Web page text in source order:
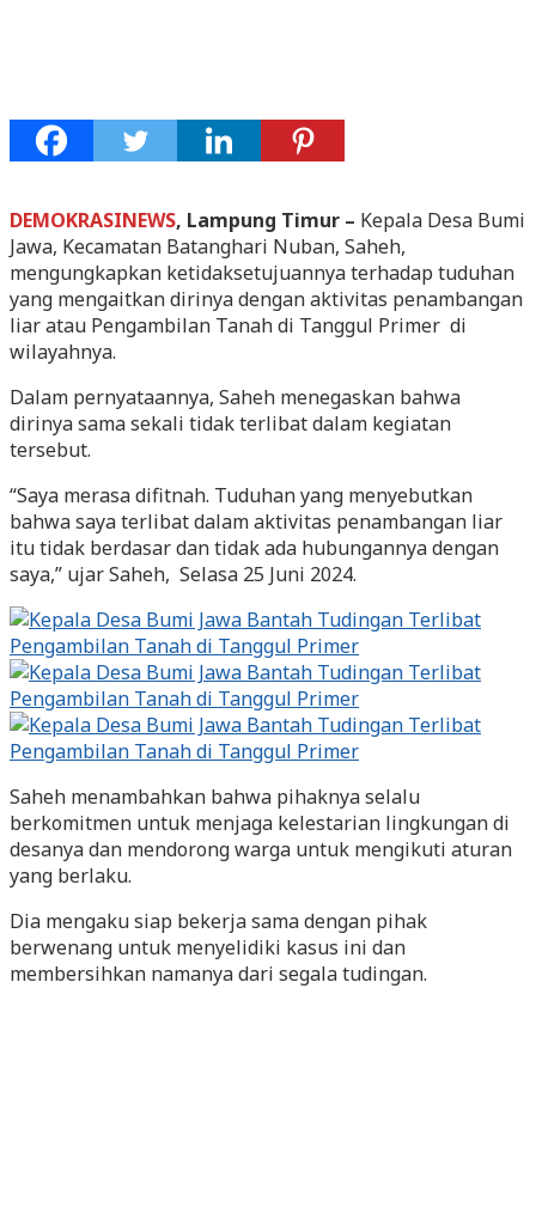
DEMOKRASINEWS, Lampung Timur – Kepala Desa Bumi
Jawa, Kecamatan Batanghari Nuban, Saheh,
mengungkapkan ketidaksetujuannya terhadap tuduhan
yang mengaitkan dirinya dengan aktivitas penambangan
liar atau Pengambilan Tanah di Tanggul Primer di
wilayahnya.
Dalam pernyataannya, Saheh menegaskan bahwa
dirinya sama sekali tidak terlibat dalam kegiatan
tersebut.
“Saya merasa difitnah. Tuduhan yang menyebutkan
bahwa saya terlibat dalam aktivitas penambangan liar
itu tidak berdasar dan tidak ada hubungannya dengan
saya,” ujar Saheh, Selasa 25 Juni 2024.
Saheh menambahkan bahwa pihaknya selalu
berkomitmen untuk menjaga kelestarian lingkungan di
desanya dan mendorong warga untuk mengikuti aturan
yang berlaku.
Dia mengaku siap bekerja sama dengan pihak
berwenang untuk menyelidiki kasus ini dan
membersihkan namanya dari segala tudingan.